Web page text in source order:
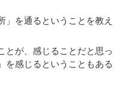
」を通るということを教え
とが、感じることだと思っ
を感じるということもある